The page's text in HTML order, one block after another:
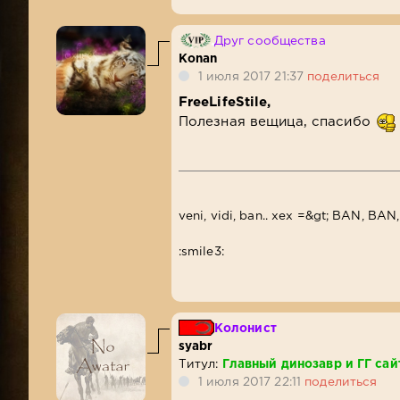
Друг сообщества
Konan
1 июля 2017 21:37 поделиться
FreeLifeStile,
Полезная вещица, спасибо
veni, vidi, ban.. xex =&gt; BAN,
:smile3:
Колонист
syabr
Титул:
Главный динозавр и ГГ
1 июля 2017 22:11 поделиться